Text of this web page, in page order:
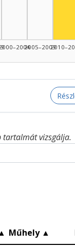
2005–2009
tartalmát vizsgálja.
Műhely ▲